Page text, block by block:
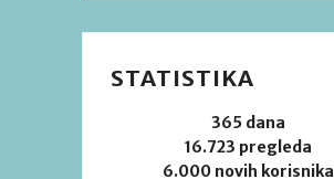
STATISTIKA
365 dana
16.723 pregleda
6.000 novih korisnika